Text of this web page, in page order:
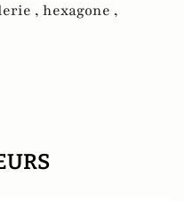
, hexagone ,